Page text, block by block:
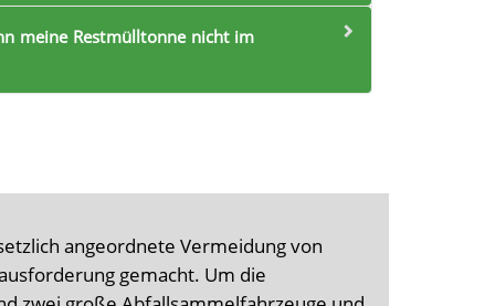
meine Restmülltonne nicht im
angeordnete Vermeidung von
gemacht. Um die